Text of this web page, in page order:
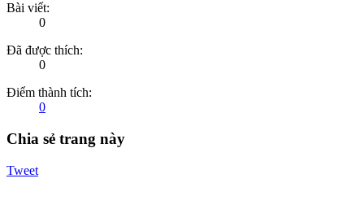
Bài viết:
0
Đã được thích:
0
Điểm thành tích:
0
Chia sẻ trang này
Tweet